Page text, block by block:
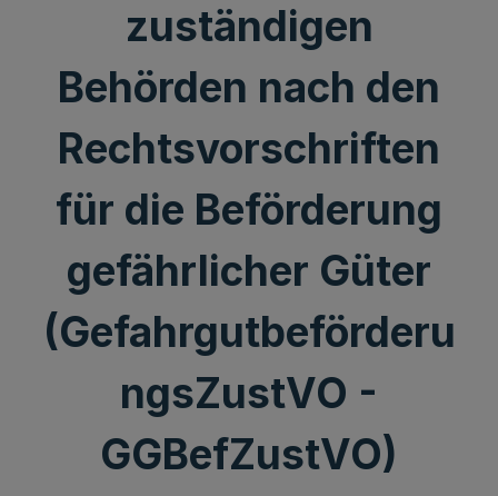
zuständigen
Behörden nach den
Rechtsvorschriften
für die Beförderung
gefährlicher Güter
(Gefahrgutbeförderu
ngsZustVO -
GGBefZustVO)